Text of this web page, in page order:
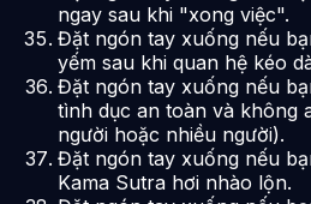
ngay sau khi "xong việc".
Đặt ngón tay xuống nếu
yếm sau khi quan hệ kéo
Đặt ngón tay xuống nếu
tình dục an toàn và không
người hoặc nhiều người).
Đặt ngón tay xuống nếu
Kama Sutra hơi nhào lộn.